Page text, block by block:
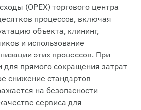
(OPEX) торгового центра
процессов, включая
объекта, клининг,
и использование
этих процессов. При
для прямого сокращения затрат
снижение стандартов
на безопасности
сервиса для